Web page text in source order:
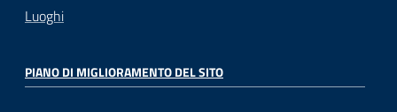
Luoghi
PIANO DI MIGLIORAMENTO DEL SITO